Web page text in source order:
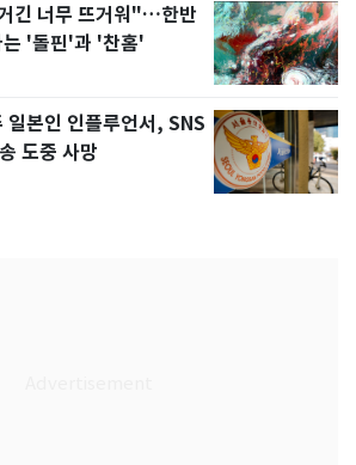
긴 너무 뜨거워"…한반
는 '돌핀'과 '찬홈'
일본인 인플루언서, SNS
도중 사망